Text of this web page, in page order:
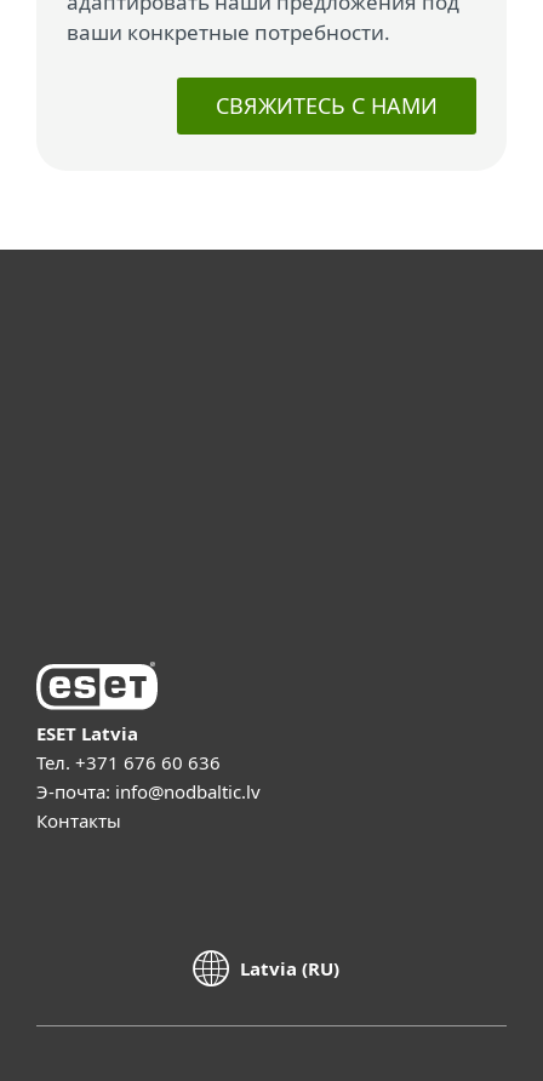
ваши конкретные потребности.
СВЯЖИТЕСЬ С НАМИ
ESET Latvia
Тел. +371 676 60 636
Э-почта: info@nodbaltic.lv
Контакты
Latvia (RU)